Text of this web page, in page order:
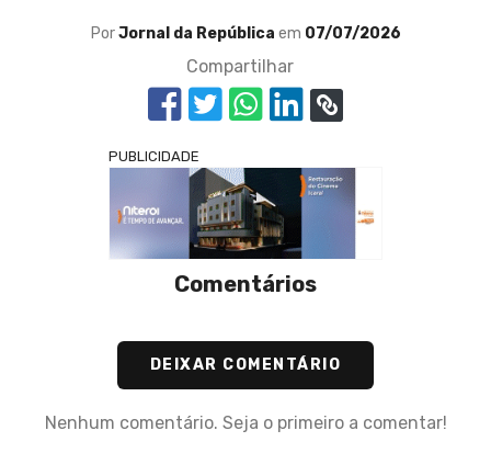
PorJornal da República em 07/07/2026
Compartilhar
PUBLICIDADE
Comentários
DEIXAR COMENTÁRIO
Nenhum comentário. Seja o primeiro a comentar!